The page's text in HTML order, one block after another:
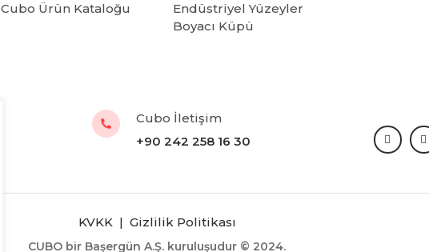
Cubo Ürün Kataloğu
Endüstriyel Yüzeyler
Boyacı Küpü
Cubo İletişim
+90 242 258 16 30
KVKK | Gizlilik Politikası
CUBO bir Başergün A.Ş. kuruluşudur © 2024.